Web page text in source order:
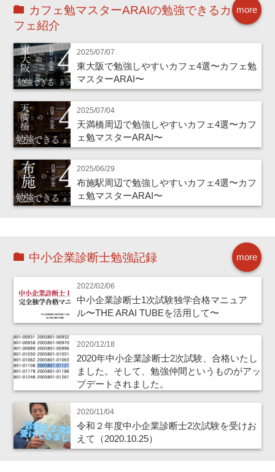
more
カフェ勉マスターARAIの勉強できるカ
フェ紹介
2025/07/07
東大阪で勉強しやすいカフェ4選〜カフェ勉
マスターARAI〜
2025/07/04
天満橋周辺で勉強しやすいカフェ4選〜カフ
ェ勉マスターARAI〜
2025/06/29
布施駅周辺で勉強しやすいカフェ4選〜カフ
ェ勉マスターARAI〜
more
中小企業診断士勉強記録
2022/02/06
中小企業診断士1次試験独学合格マニュア
ル〜THE ARAI TUBEを活用して〜
2020/12/18
2020年中小企業診断士2次試験、合格いたし
ました。そして、勉強仲間というものがアッ
プデートされました。
2020/11/04
令和２年度中小企業診断士2次試験を受けお
えて（2020.10.25）